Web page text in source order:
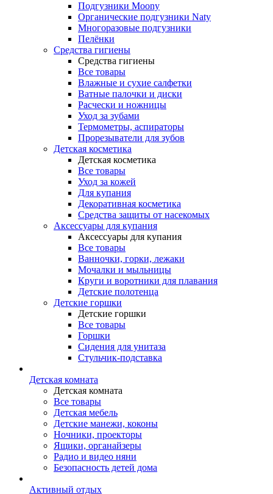
Подгузники Moony
Органические подгузники Naty
Многоразовые подгузники
Пелёнки
Средства гигиены
Средства гигиены
Все товары
Влажные и сухие салфетки
Ватные палочки и диски
Расчески и ножницы
Уход за зубами
Термометры, аспираторы
Прорезыватели для зубов
Детская косметика
Детская косметика
Все товары
Уход за кожей
Для купания
Декоративная косметика
Средства защиты от насекомых
Аксессуары для купания
Аксессуары для купания
Все товары
Ванночки, горки, лежаки
Мочалки и мыльницы
Круги и воротники для плавания
Детские полотенца
Детские горшки
Детские горшки
Все товары
Горшки
Сидения для унитаза
Стульчик-подставка
Детская комната
Детская комната
Все товары
Детская мебель
Детские манежи, коконы
Ночники, проекторы
Ящики, органайзеры
Радио и видео няни
Безопасность детей дома
Активный отдых